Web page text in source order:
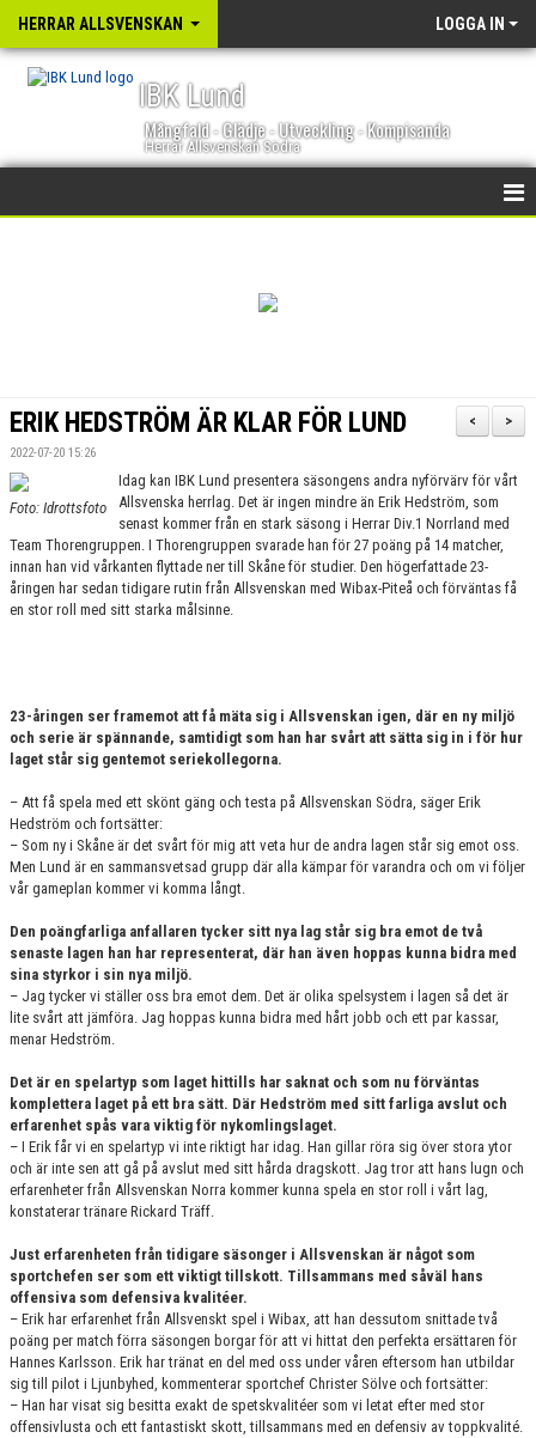
HERRAR ALLSVENSKAN LOGGA IN
IBK Lund
Mångfald - Glädje - Utveckling - Kompisanda
Herrar Allsvenskan Södra
GÄSTBOK
BILDGALLERI
KONTAKT
MATCHER
>
<
ERIK HEDSTRÖM ÄR KLAR FÖR LUND
2022-07-20 15:26
Foto: Idrottsfoto
Idag kan IBK Lund presentera säsongens andra nyförvärv för vårt
Allsvenska herrlag. Det är ingen mindre än Erik Hedström, som
senast kommer från en stark säsong i Herrar Div.1 Norrland med
Team Thorengruppen. I Thorengruppen svarade han för 27 poäng på 14 matcher,
innan han vid vårkanten flyttade ner till Skåne för studier. Den högerfattade 23-
åringen har sedan tidigare rutin från Allsvenskan med Wibax-Piteå och förväntas få
en stor roll med sitt starka målsinne.
23-åringen ser framemot att få mäta sig i Allsvenskan igen, där en ny miljö
och serie är spännande, samtidigt som han har svårt att sätta sig in i för hur
laget står sig gentemot seriekollegorna.
– Att få spela med ett skönt gäng och testa på Allsvenskan Södra, säger Erik
Hedström och fortsätter:
– Som ny i Skåne är det svårt för mig att veta hur de andra lagen står sig emot oss.
Men Lund är en sammansvetsad grupp där alla kämpar för varandra och om vi följer
vår gameplan kommer vi komma långt.
Den poängfarliga anfallaren tycker sitt nya lag står sig bra emot de två
senaste lagen han har representerat, där han även hoppas kunna bidra med
sina styrkor i sin nya miljö.
– Jag tycker vi ställer oss bra emot dem. Det är olika spelsystem i lagen så det är
lite svårt att jämföra. Jag hoppas kunna bidra med hårt jobb och ett par kassar,
menar Hedström.
Det är en spelartyp som laget hittills har saknat och som nu förväntas
komplettera laget på ett bra sätt. Där Hedström med sitt farliga avslut och
erfarenhet spås vara viktig för nykomlingslaget.
– I Erik får vi en spelartyp vi inte riktigt har idag. Han gillar röra sig över stora ytor
och är inte sen att gå på avslut med sitt hårda dragskott. Jag tror att hans lugn och
erfarenheter från Allsvenskan Norra kommer kunna spela en stor roll i vårt lag,
konstaterar tränare Rickard Träff.
Just erfarenheten från tidigare säsonger i Allsvenskan är något som
sportchefen ser som ett viktigt tillskott. Tillsammans med såväl hans
offensiva som defensiva kvalitéer.
– Erik har erfarenhet från Allsvenskt spel i Wibax, att han dessutom snittade två
poäng per match förra säsongen borgar för att vi hittat den perfekta ersättaren för
Hannes Karlsson. Erik har tränat en del med oss under våren eftersom han utbildar
sig till pilot i Ljunbyhed, kommenterar sportchef Christer Sölve och fortsätter:
– Han har visat sig besitta exakt de spetskvalitéer som vi letat efter med stor
offensivlusta och ett fantastiskt skott, tillsammans med en defensiv av toppkvalité.